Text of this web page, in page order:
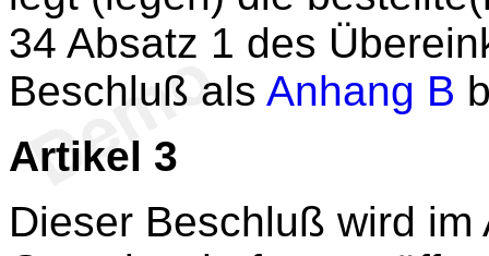
34 Absatz 1 des
Beschluß als Anhang B
Artikel 3
Dieser Beschluß wird